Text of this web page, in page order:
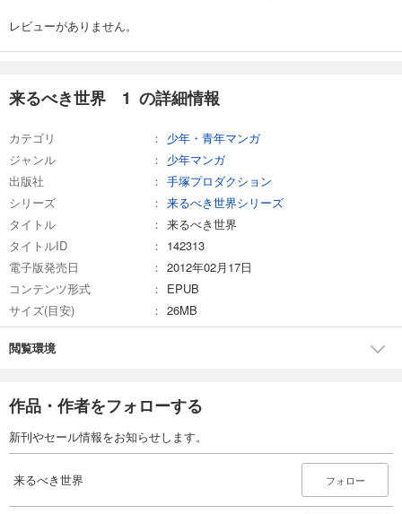
レビューがありません。
来るべき世界 1 の詳細情報
カテゴリ
少年・青年マンガ
ジャンル
少年マンガ
出版社
手塚プロダクション
シリーズ
来るべき世界シリーズ
タイトル
来るべき世界
タイトルID
142313
電子版発売日
2012年02月17日
コンテンツ形式
EPUB
サイズ(目安)
26MB
閲覧環境
作品・作者をフォローする
新刊やセール情報をお知らせします。
来るべき世界 フォロー